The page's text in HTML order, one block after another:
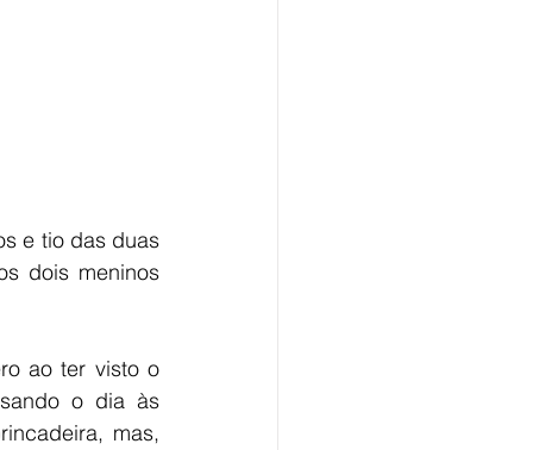
e tio das duas
dois meninos
ao ter visto o
o dia às
mas,